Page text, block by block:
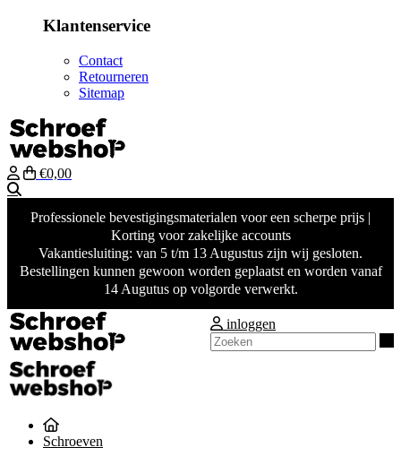
Klantenservice
Contact
Retourneren
Sitemap
€0,00
Professionele bevestigingsmaterialen voor een scherpe prijs |
Korting voor zakelijke accounts
Vakantiesluiting: van 5 t/m 13 Augustus zijn wij gesloten.
Bestellingen kunnen gewoon worden geplaatst en worden vanaf
14 Augutus op volgorde verwerkt.
inloggen
Schroeven